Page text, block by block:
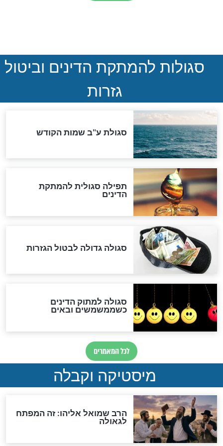
הותר לפרסום: לוחמי מילואים
נהרגו בדרום לבנון
ההסכם החשאי של טראמפ
ואיראן: בלי שקיפות ועם הרבה
סימני שאלה
המסמך האבוד שנחשף
במרתפי מוסקבה: כתב היד
הנדיר של הרשב"ם התגלה
"מודה לקב"ה על כל השנים"
לכל המאמרים
אחרית הימים
האם אפשר לחשב את הקץ?